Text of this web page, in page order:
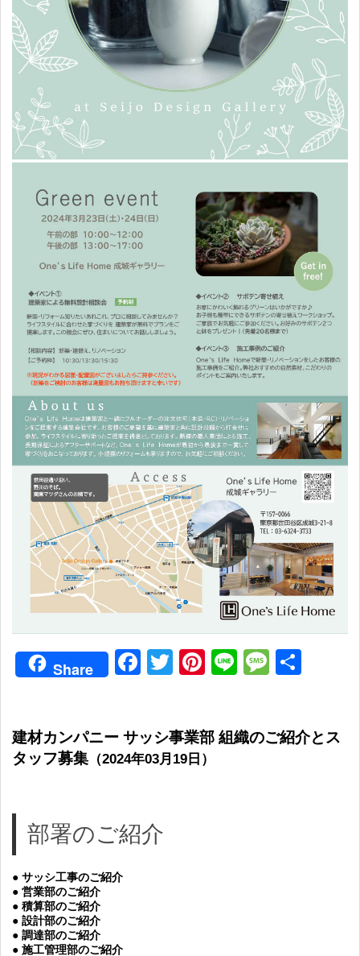
Share Facebook
TwitterPinterest
Line
建材カンパニー サッシ事業部 組織のご紹介とス
タッフ募集 （2024年03月19日）
部署のご紹介
● サッシ工事のご紹介
● 営業部のご紹介
● 積算部のご紹介
● 設計部のご紹介
● 調達部のご紹介
● 施工管理部のご紹介